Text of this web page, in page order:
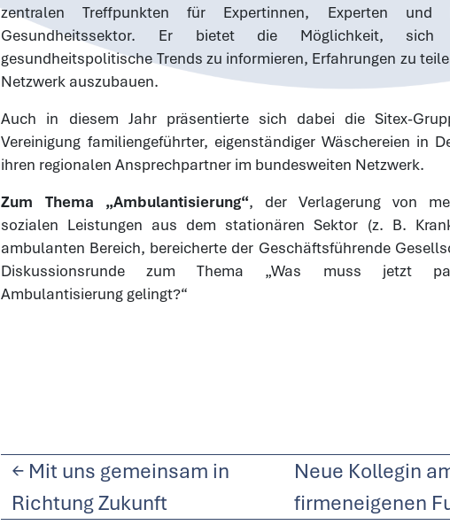
zentralen Treffpunkten für Expertinnen, Experten und
Gesundheitssektor. Er bietet die Möglichkeit, sich
gesundheitspolitische Trends zu informieren, Erfahrungen zu
Netzwerk auszubauen.
Auch in diesem Jahr präsentierte sich dabei dieSitex-
Vereinigung familiengeführter, eigenständiger Wäschereien in
ihren regionalen Ansprechpartner im bundesweiten Netzwerk.
Zum Thema „Ambulantisierung“, der Verlagerung von
sozialen Leistungen aus dem stationären Sektor (z. B.
ambulanten Bereich, bereicherte der Geschäftsführende
Diskussionsrunde zum Thema „Was muss jetzt
Ambulantisierung gelingt?“
← Mit uns gemeinsam in
Richtung Zukunft
Neue Kollegin
firmeneigenen